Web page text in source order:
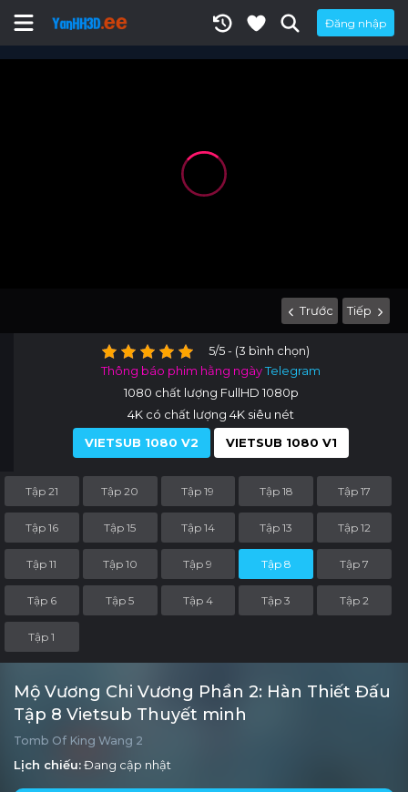
Đăng nhập
Trước Tiếp
5/5 - (3 bình chọn)
Thông báo phim hằng ngàyTelegram
1080 chất lượng FullHD 1080p
4K có chất lượng 4K siêu nét
VIETSUB 1080 V2
VIETSUB 1080 V1
Tập 21 Tập 20 Tập 19 Tập 18 Tập 17
Tập 16 Tập 15 Tập 14 Tập 13 Tập 12
Tập 11 Tập 10 Tập 9 Tập 8 Tập 7
Tập 6 Tập 5 Tập 4 Tập 3 Tập 2
Tập 1
Mộ Vương Chi Vương Phần 2: Hàn Thiết Đấu
Tập 8 Vietsub Thuyết minh
Tomb Of King Wang 2
Lịch chiếu:Đang cập nhật